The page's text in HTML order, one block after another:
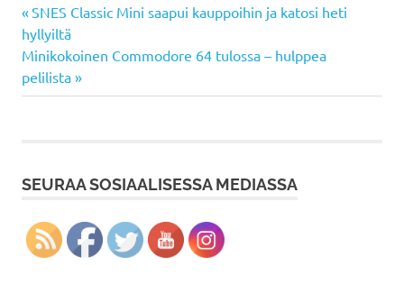
Artikkelien
selaus
Previous
Post:
SNES Classic Mini saapui kauppoihin ja katosi heti
hyllyiltä
Next
Post:
Minikokoinen Commodore 64 tulossa – hulppea
pelilista
SEURAA SOSIAALISESSA MEDIASSA